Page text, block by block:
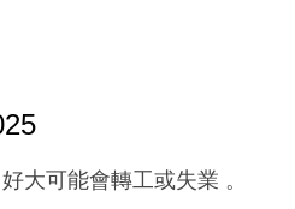
大可能會轉工或失業 。